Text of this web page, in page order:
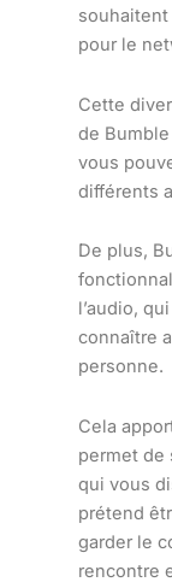
pour le
Cette
de
vous
différents
De plus,
l’audio,
connaître
personne.
Cela
permet de
qui vous
prétend
garder le
rencontre